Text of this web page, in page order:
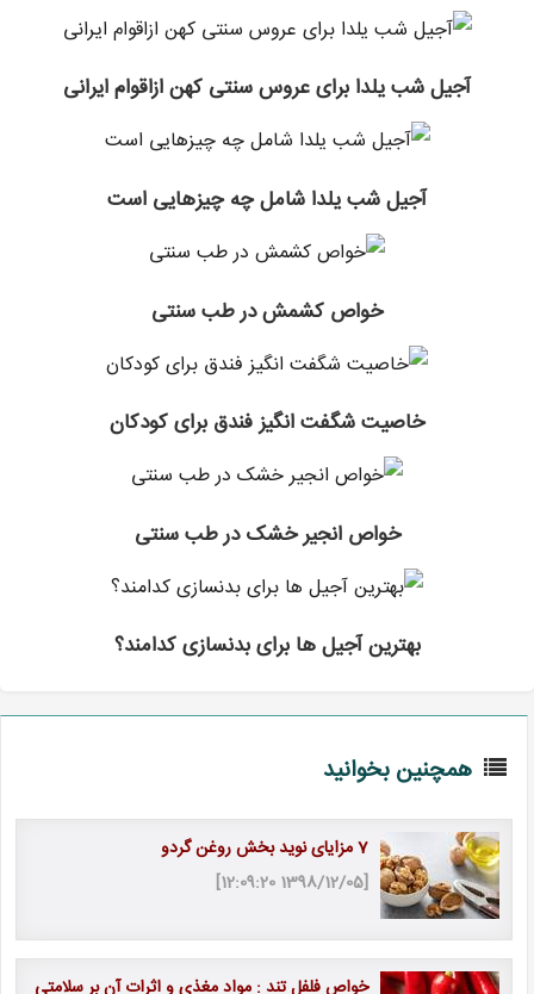
آجیل شب یلدا برای عروس سنتی کهن ازاقوام ایرانی
آجیل شب یلدا شامل چه چیزهایی است
خواص کشمش در طب سنتی
خاصیت شگفت انگیز فندق برای کودکان
خواص انجیر خشک در طب سنتی
بهترین آجیل ها برای بدنسازی کدامند؟
همچنین بخوانید
7 مزایای نوید بخش روغن گردو
[1398/12/05 12:09:20]